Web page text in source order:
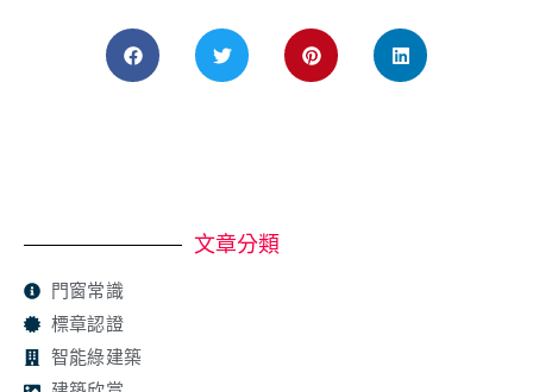
文章分類
門窗常識
標章認證
智能綠建築